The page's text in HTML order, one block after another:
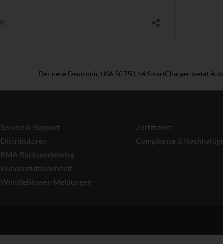
Der neue Deutronic USA SC750-14 SmartCharger bietet
Service & Support
Distributoren
RMA Rücksendebeleg
Kundenzufriedenheit
Whistleblower-Meldungen
Zertifiziert
Compliance &